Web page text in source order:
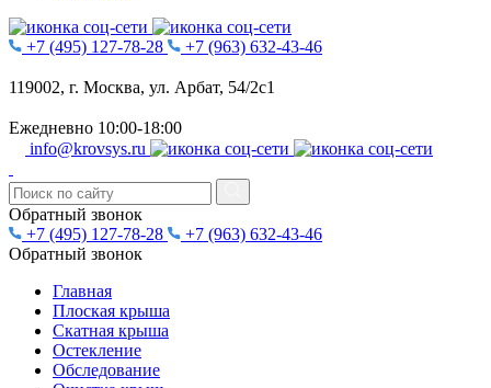
+7 (495) 127-78-28 +7 (963) 632-43-46
119002, г. Москва, ул. Арбат, 54/2с1
Ежедневно 10:00-18:00
info@krovsys.ru
Обратный звонок
+7 (495) 127-78-28
+7 (963) 632-43-46
Обратный звонок
Главная
Плоская крыша
Скатная крыша
Остекление
Обследование